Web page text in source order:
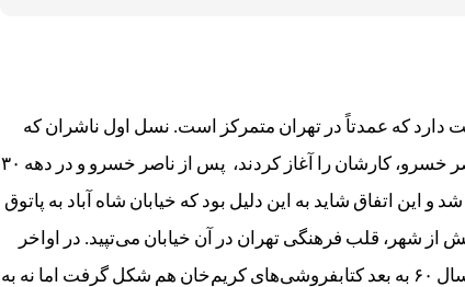
دارد که عمدتاً در تهران متمرکز است. نسل اول ناشران که
کتاب‌فروش هم بودند از بازار تهران، تیمچۀ حاجب‌الدوله و ناصر خسرو، کارشان را آغاز کردند، پس از ناصر خسرو و در دهه ۳۰
این اتفاق شاید به این دلیل بود که خیابان شاه آباد به پاتوق
از شهر، قلب فرهنگی تهران در آن خیابان می‌تپید. در اواخر
دهه ۴۰ راستۀ کتاب‌فروش‌ها به خیابان انقلاب منتقل شد و از سال ۶۰ به بعد کتابفروشی‌های کریم‌خان هم شکل گرفت اما نه به